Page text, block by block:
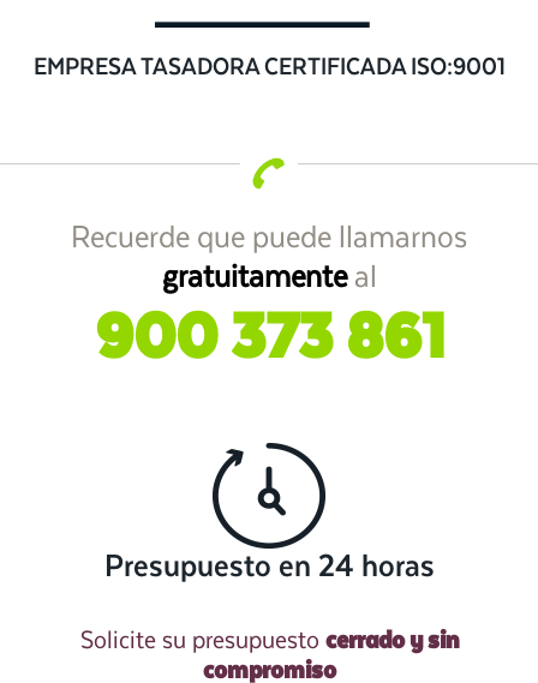
EMPRESA TASADORA CERTIFICADA ISO:9001
Recuerde que puede llamarnos
gratuitamenteal
900 373 861
Presupuesto en 24 horas
Solicite su presupuesto cerrado y sin
compromiso